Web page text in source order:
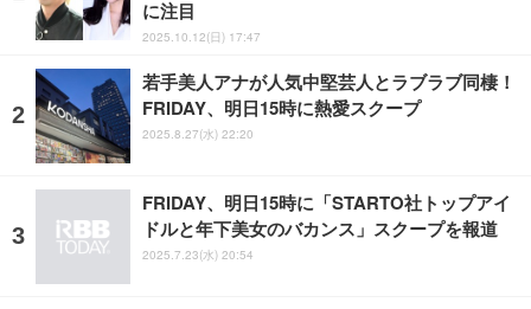
に注目
2025.10.12(日) 17:47
若手美人アナが人気中堅芸人とラブラブ同棲！
FRIDAY、明日15時に熱愛スクープ
2025.8.27(水) 22:20
FRIDAY、明日15時に「STARTO社トップアイ
ドルと年下美女のバカンス」スクープを報道
2025.7.23(水) 20:54